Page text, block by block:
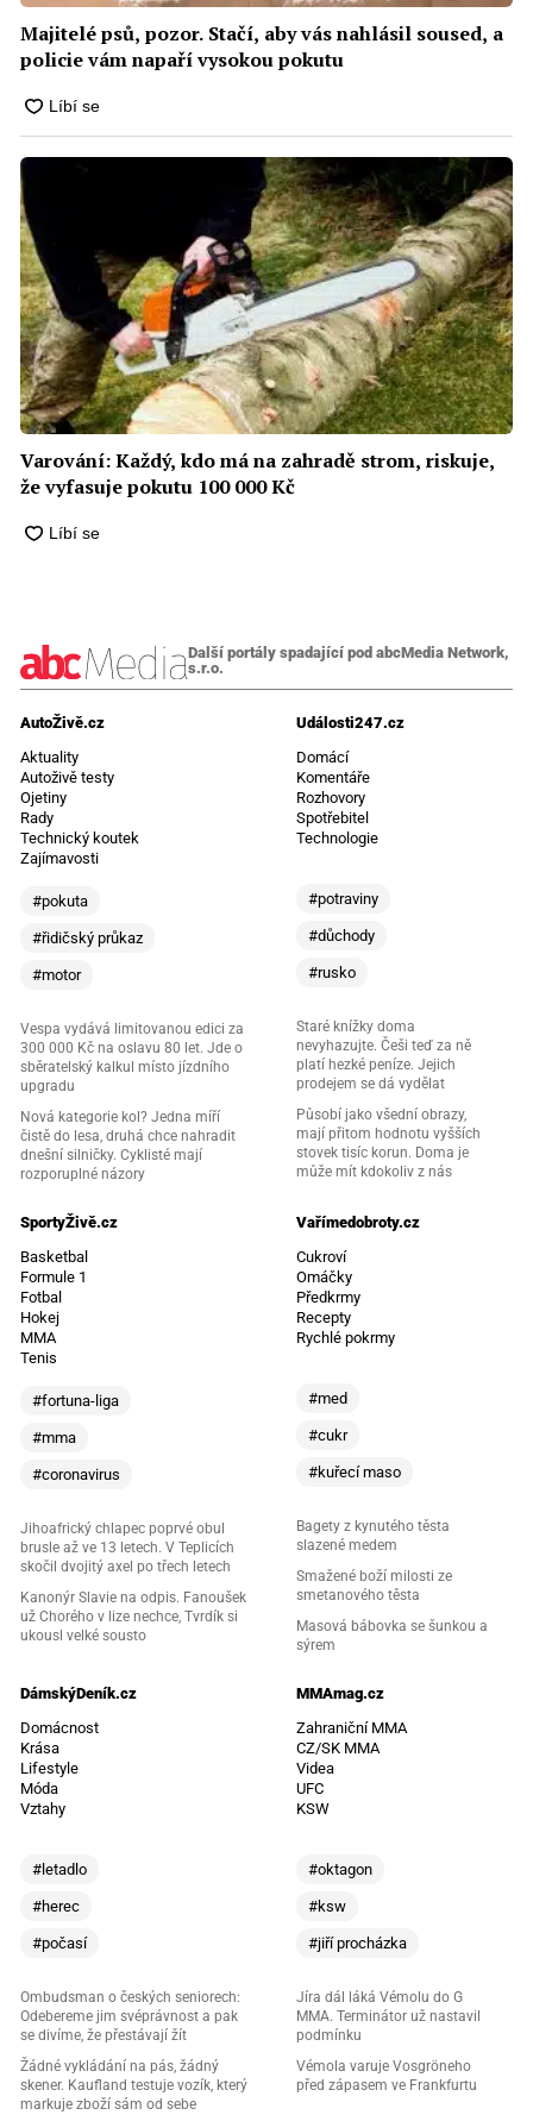
Majitelé psů, pozor. Stačí, aby vás nahlásil soused, a
policie vám napaří vysokou pokutu
Varování: Každý, kdo má na zahradě strom, riskuje,
že vyfasuje pokutu 100 000 Kč
Další portály spadající pod abcMedia Network,
s.r.o.
AutoŽivě.cz
Aktuality
Autoživě testy
Ojetiny
Rady
Technický koutek
Zajímavosti
#pokuta
#řidičský průkaz
#motor
Vespa vydává limitovanou edici za
300 000 Kč na oslavu 80 let. Jde o
sběratelský kalkul místo jízdního
upgradu
Nová kategorie kol? Jedna míří
čistě do lesa, druhá chce nahradit
dnešní silničky. Cyklisté mají
rozporuplné názory
Události247.cz
Domácí
Komentáře
Rozhovory
Spotřebitel
Technologie
#potraviny
#důchody
#rusko
Staré knížky doma
nevyhazujte. Češi teď za ně
platí hezké peníze. Jejich
prodejem se dá vydělat
Působí jako všední obrazy,
mají přitom hodnotu vyšších
stovek tisíc korun. Doma je
může mít kdokoliv z nás
SportyŽivě.cz
Basketbal
Formule 1
Fotbal
Hokej
MMA
Tenis
#fortuna-liga
#mma
#coronavirus
Jihoafrický chlapec poprvé obul
brusle až ve 13 letech. V Teplicích
skočil dvojitý axel po třech letech
Kanonýr Slavie na odpis. Fanoušek
už Chorého v lize nechce, Tvrdík si
ukousl velké sousto
Vařímedobroty.cz
Cukroví
Omáčky
Předkrmy
Recepty
Rychlé pokrmy
#med
#cukr
#kuřecí maso
Bagety z kynutého těsta
slazené medem
Smažené boží milosti ze
smetanového těsta
Masová bábovka se šunkou a
sýrem
DámskýDeník.cz
Domácnost
Krása
Lifestyle
Móda
Vztahy
#letadlo
#herec
#počasí
Ombudsman o českých seniorech:
Odebereme jim svéprávnost a pak
se divíme, že přestávají žít
Žádné vykládání na pás, žádný
skener. Kaufland testuje vozík, který
markuje zboží sám od sebe
MMAmag.cz
Zahraniční MMA
CZ/SK MMA
Videa
UFC
KSW
#oktagon
#ksw
#jiří procházka
Jíra dál láká Vémolu do G
MMA. Terminátor už nastavil
podmínku
Vémola varuje Vosgröneho
před zápasem ve Frankfurtu